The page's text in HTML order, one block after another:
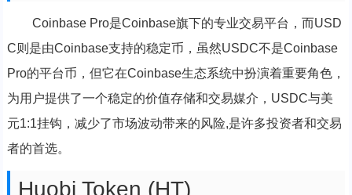
Coinbase Pro是Coinbase旗下的专业交易平台，而USD
C则是由Coinbase支持的稳定币，虽然USDC不是Coinbase
Pro的平台币，但它在Coinbase生态系统中扮演着重要角色，
为用户提供了一个稳定的价值存储和交易媒介，USDC与美
元1:1挂钩，减少了市场波动带来的风险,是许多投资者和交易
者的首选。
Huobi Token (HT)